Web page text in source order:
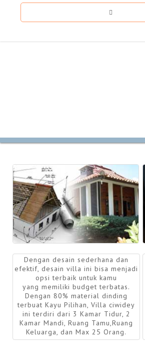
Dengan desain sederhana dan
efektif, desain villa ini bisa menjadi
opsi terbaik untuk kamu
yang memiliki budget terbatas.
Dengan 80% material dinding
terbuat Kayu Pilihan, Villa ciwidey
ini terdiri dari 3 Kamar Tidur, 2
Kamar Mandi, Ruang Tamu,Ruang
Keluarga, dan Max 25 Orang.